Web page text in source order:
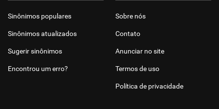
Sinônimos populares
Sinônimos atualizados
Sugerir sinônimos
Encontrou um erro?
Sobre nós
Contato
Anunciar no site
Termos de uso
Política de privacidade